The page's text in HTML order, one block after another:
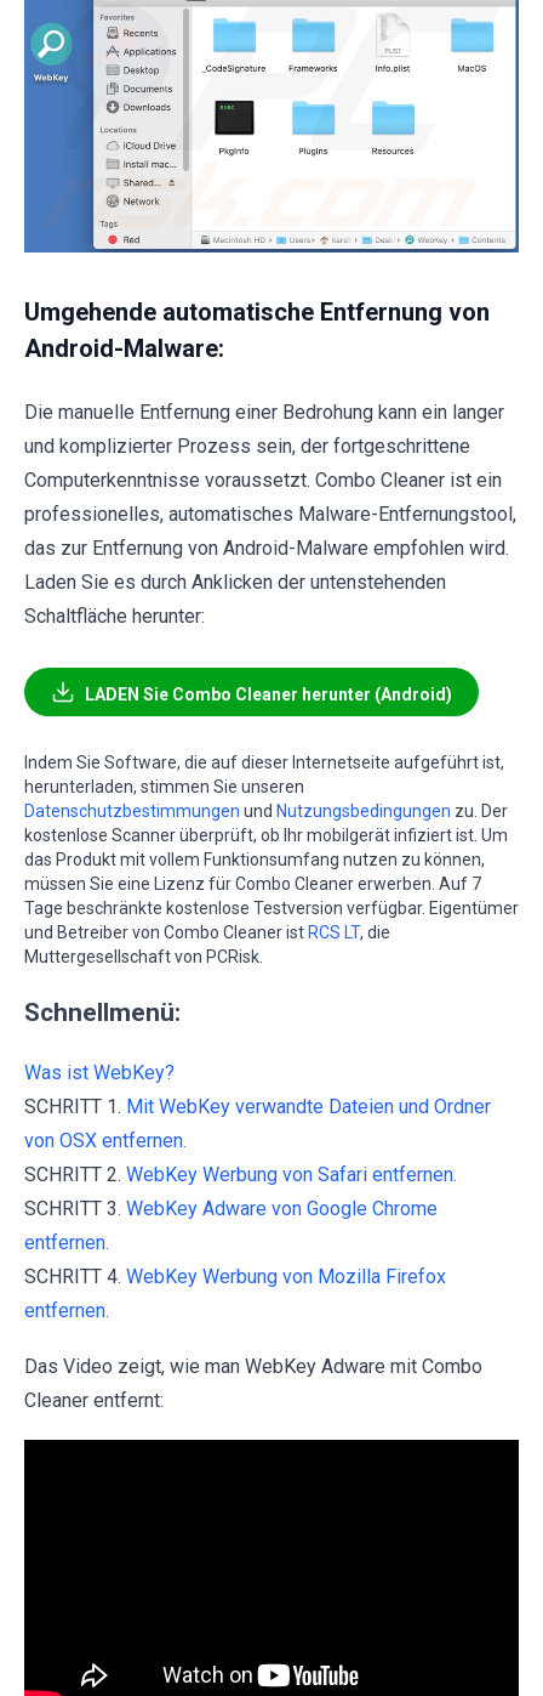
Umgehende automatische Entfernung von
Android-Malware:
Die manuelle Entfernung einer Bedrohung kann ein langer
und komplizierter Prozess sein, der fortgeschrittene
Computerkenntnisse voraussetzt. Combo Cleaner ist ein
professionelles, automatisches Malware-Entfernungstool,
das zur Entfernung von Android-Malware empfohlen wird.
Laden Sie es durch Anklicken der untenstehenden
Schaltfläche herunter:
LADEN Sie Combo Cleaner herunter (Android)
Indem Sie Software, die auf dieser Internetseite aufgeführt ist,
herunterladen, stimmen Sie unseren
Datenschutzbestimmungen und Nutzungsbedingungen zu. Der
kostenlose Scanner überprüft, ob Ihr mobilgerät infiziert ist. Um
das Produkt mit vollem Funktionsumfang nutzen zu können,
müssen Sie eine Lizenz für Combo Cleaner erwerben. Auf 7
Tage beschränkte kostenlose Testversion verfügbar. Eigentümer
und Betreiber von Combo Cleaner ist RCS LT, die
Muttergesellschaft von PCRisk.
Schnellmenü:
Was ist WebKey?
SCHRITT 1. Mit WebKey verwandte Dateien und Ordner
von OSX entfernen.
SCHRITT 2. WebKey Werbung von Safari entfernen.
SCHRITT 3. WebKey Adware von Google Chrome
entfernen.
SCHRITT 4. WebKey Werbung von Mozilla Firefox
entfernen.
Das Video zeigt, wie man WebKey Adware mit Combo
Cleaner entfernt: